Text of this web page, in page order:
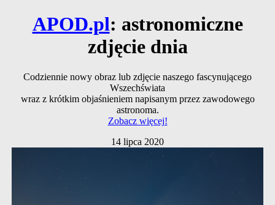
APOD.pl: astronomiczne
zdjęcie dnia
Codziennie nowy obraz lub zdjęcie naszego fascynującego
Wszechświata
wraz z krótkim objaśnieniem napisanym przez zawodowego
astronoma.
Zobacz więcej!
14 lipca 2020